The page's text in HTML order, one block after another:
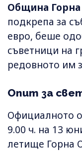
Община Горна
подкрепа за
евро, беше
съветници на
редовното им
Опит за
Официалното
9.00 ч. на 13
летище Горна